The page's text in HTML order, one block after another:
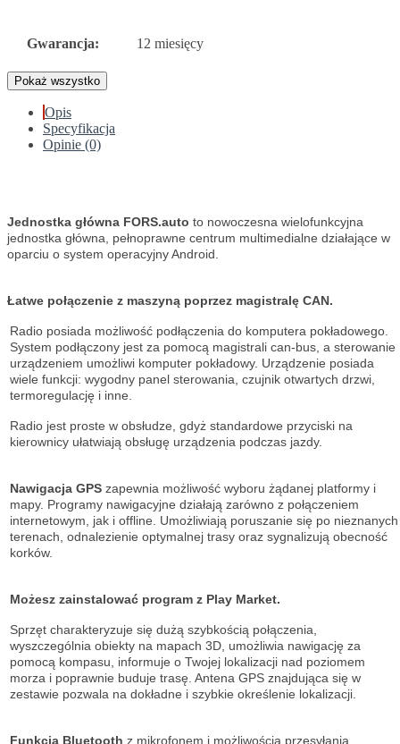
Gwarancja: 12 miesięcy
Pokaż wszystko
Opis
Specyfikacja
Opinie (0)
Jednostka główna FORS.auto to nowoczesna wielofunkcyjna
jednostka główna, pełnoprawne centrum multimedialne działające w
oparciu o system operacyjny Android.
Łatwe połączenie z maszyną poprzez magistralę CAN.
Radio posiada możliwość podłączenia do komputera pokładowego.
System podłączony jest za pomocą magistrali can-bus, a sterowanie
urządzeniem umożliwi komputer pokładowy. Urządzenie posiada
wiele funkcji: wygodny panel sterowania, czujnik otwartych drzwi,
termoregulację i inne.
Radio jest proste w obsłudze, gdyż standardowe przyciski na
kierownicy ułatwiają obsługę urządzenia podczas jazdy.
Nawigacja GPS zapewnia możliwość wyboru żądanej platformy i
mapy. Programy nawigacyjne działają zarówno z połączeniem
internetowym, jak i offline. Umożliwiają poruszanie się po nieznanych
terenach, odnalezienie optymalnej trasy oraz sygnalizują obecność
korków.
Możesz zainstalować program z Play Market.
Sprzęt charakteryzuje się dużą szybkością połączenia,
wyszczególnia obiekty na mapach 3D, umożliwia nawigację za
pomocą kompasu, informuje o Twojej lokalizacji nad poziomem
morza i poprawnie buduje trasę. Antena GPS znajdująca się w
zestawie pozwala na dokładne i szybkie określenie lokalizacji.
Funkcja Bluetooth z mikrofonem i możliwością przesyłania